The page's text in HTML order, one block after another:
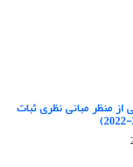
منظر مبانی نظری ثبات